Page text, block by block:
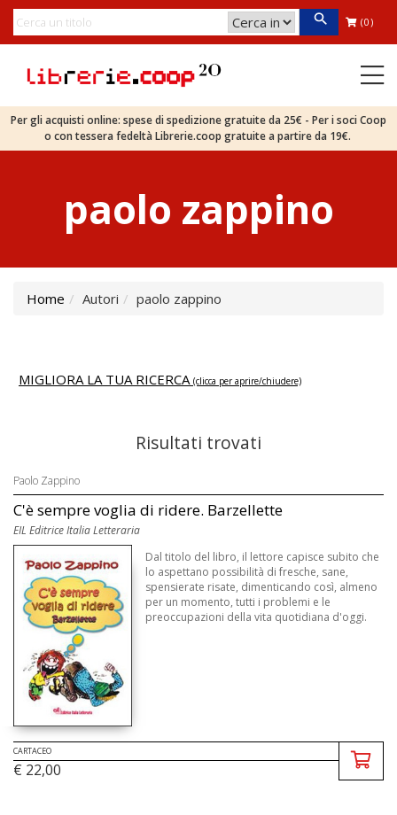
(0)
Per gli acquisti online: spese di spedizione gratuite da 25€ - Per i soci Coop
o con tessera fedeltà Librerie.coop gratuite a partire da 19€.
paolo zappino
Home Autori paolo zappino
MIGLIORA LA TUA RICERCA (clicca per aprire/chiudere)
Risultati trovati
Paolo Zappino
C'è sempre voglia di ridere. Barzellette
EIL Editrice Italia Letteraria
Dal titolo del libro, il lettore capisce subito che
lo aspettano possibilità di fresche, sane,
spensierate risate, dimenticando così, almeno
per un momento, tutti i problemi e le
preoccupazioni della vita quotidiana d'oggi.
CARTACEO
€ 22,00